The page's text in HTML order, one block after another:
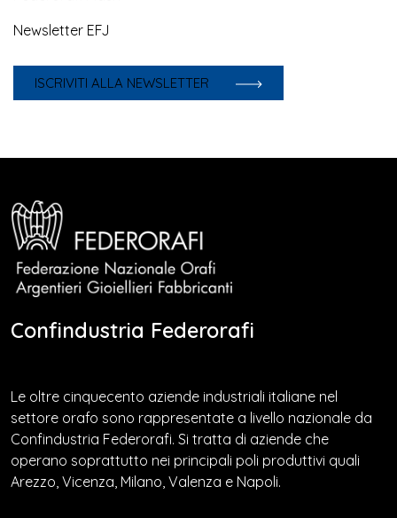
Newsletter EFJ
ISCRIVITI ALLA NEWSLETTER
Confindustria Federorafi
Le oltre cinquecento aziende industriali italiane nel
settore orafo sono rappresentate a livello nazionale da
Confindustria Federorafi. Si tratta di aziende che
operano soprattutto nei principali poli produttivi quali
Arezzo, Vicenza, Milano, Valenza e Napoli.